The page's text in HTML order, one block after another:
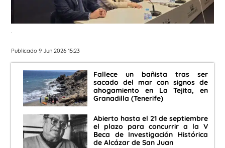
.
Publicado 9 Jun 2026 15:23
Fallece un bañista tras ser
sacado del mar con signos de
ahogamiento en La Tejita, en
Granadilla (Tenerife)
Abierto hasta el 21 de septiembre
el plazo para concurrir a la V
Beca de Investigación Histórica
de Alcázar de San Juan